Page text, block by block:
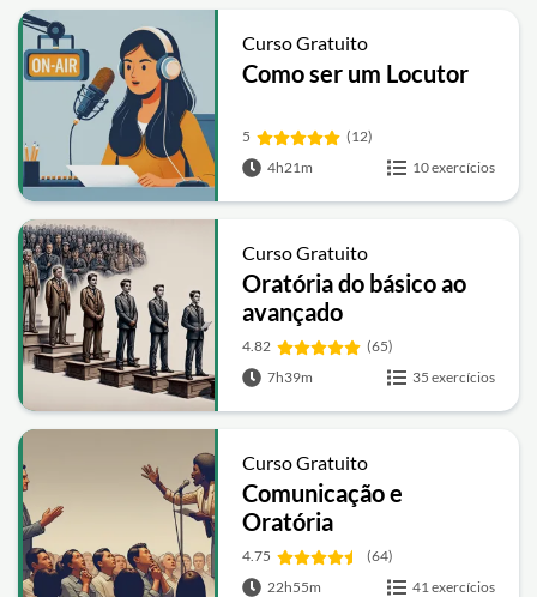
Curso Gratuito
Como ser um Locutor
5
(12)
4h21m
10 exercícios
Curso Gratuito
Oratória do básico ao
avançado
4.82
(65)
7h39m
35 exercícios
Curso Gratuito
Comunicação e
Oratória
4.75
(64)
22h55m
41 exercícios